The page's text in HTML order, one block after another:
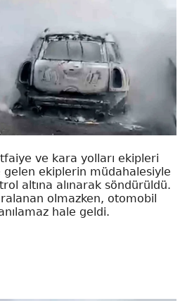
ve kara yolları ekipleri
ekiplerin müdahalesiyle
altına alınarak söndürüldü.
olmazken, otomobil
hale geldi.